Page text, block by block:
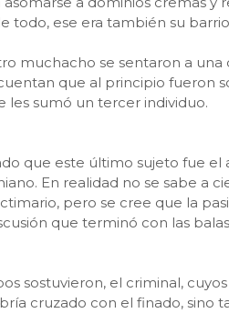
todo, ese era también su
muchacho se sentaron a una
que al principio fueron
les sumó un tercer individuo.
que este último sujeto fue el
En realidad no se sabe a
pero se cree que la
que terminó con las
sostuvieron, el criminal,
cruzado con el finado, sino